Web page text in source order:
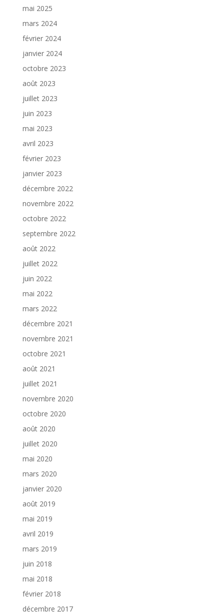
mai 2025
mars 2024
février 2024
janvier 2024
octobre 2023
août 2023
juillet 2023
juin 2023
mai 2023
avril 2023
février 2023
janvier 2023
décembre 2022
novembre 2022
octobre 2022
septembre 2022
août 2022
juillet 2022
juin 2022
mai 2022
mars 2022
décembre 2021
novembre 2021
octobre 2021
août 2021
juillet 2021
novembre 2020
octobre 2020
août 2020
juillet 2020
mai 2020
mars 2020
janvier 2020
août 2019
mai 2019
avril 2019
mars 2019
juin 2018
mai 2018
février 2018
décembre 2017